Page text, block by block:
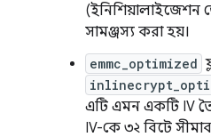
(ইনিশিয়ালাইজেশন
সামঞ্জস্য করা হয়।
emmc_optimized
এটি এমন একটি IV
IV-কে ৩২ বিটে